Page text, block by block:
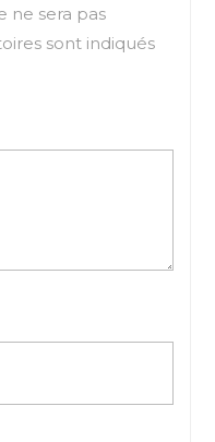
ne sera pas
sont indiqués